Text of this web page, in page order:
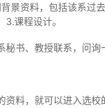
景资料，包括该系过
课程设计。
书、教授联系，问
资料，就可以进入选